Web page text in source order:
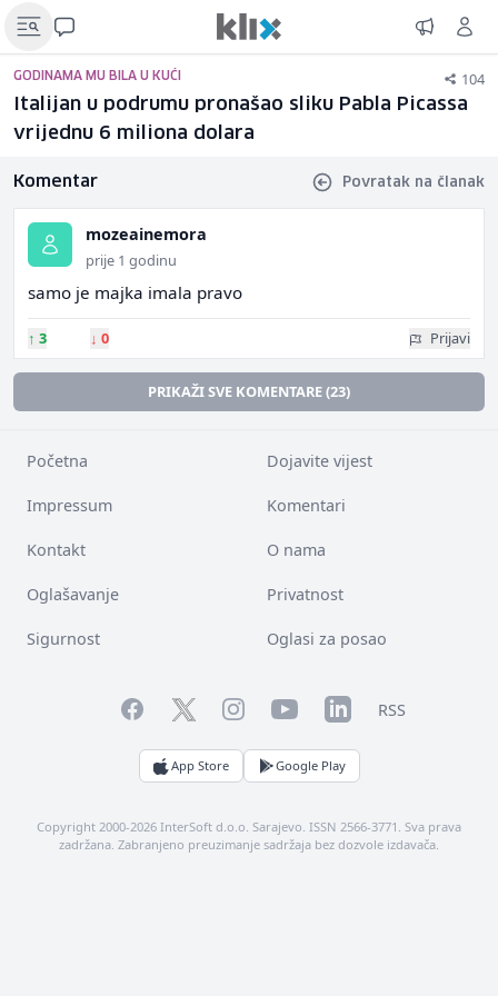
GODINAMA MU BILA U KUĆI 104
Italijan u podrumu pronašao sliku Pabla Picassa
vrijednu 6 miliona dolara
Komentar Povratak na članak
mozeainemora
prije 1 godinu
samo je majka imala pravo
↑ 3 ↓ 0 Prijavi
PRIKAŽI SVE KOMENTARE (23)
Početna Dojavite vijest
Impressum Komentari
Kontakt O nama
Oglašavanje Privatnost
Sigurnost Oglasi za posao
FacebookTwitterInstagramYouTubeLinkedInRSS
App Store Google Play
Copyright 2000-2026 InterSoft d.o.o. Sarajevo. ISSN 2566-3771. Sva prava
zadržana. Zabranjeno preuzimanje sadržaja bez dozvole izdavača.